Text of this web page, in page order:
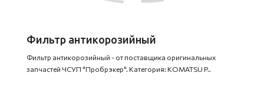
Фильтр антикорозийный
Фильтр антикорозийный - от поставщика оригинальных
запчастей ЧСУП "Пробрэкер". Категория: KOMATSU P..